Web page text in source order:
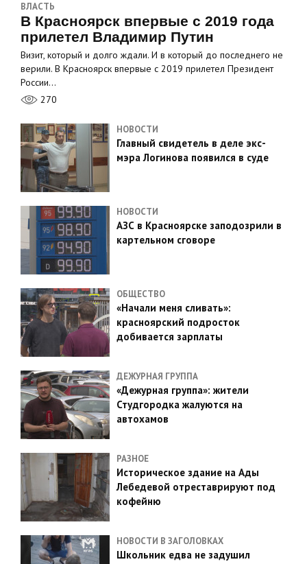
ВЛАСТЬ
В Красноярск впервые с 2019 года
прилетел Владимир Путин
Визит, который и долго ждали. И в который до последнего не
верили. В Красноярск впервые с 2019 прилетел Президент
России…
270
НОВОСТИ
Главный свидетель в деле экс-
мэра Логинова появился в суде
НОВОСТИ
АЗС в Красноярске заподозрили в
картельном сговоре
ОБЩЕСТВО
«Начали меня сливать»:
красноярский подросток
добивается зарплаты
ДЕЖУРНАЯ ГРУППА
«Дежурная группа»: жители
Студгородка жалуются на
автохамов
РАЗНОЕ
Историческое здание на Ады
Лебедевой отреставрируют под
кофейню
НОВОСТИ В ЗАГОЛОВКАХ
Школьник едва не задушил